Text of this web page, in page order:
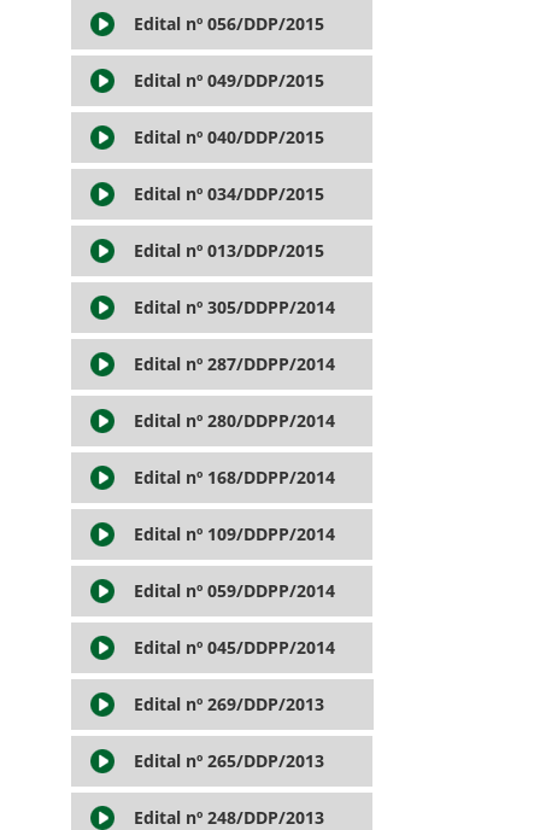
Edital nº 056/DDP/2015
Edital nº 049/DDP/2015
Edital nº 040/DDP/2015
Edital nº 034/DDP/2015
Edital nº 013/DDP/2015
Edital nº 305/DDPP/2014
Edital nº 287/DDPP/2014
Edital nº 280/DDPP/2014
Edital nº 168/DDPP/2014
Edital nº 109/DDPP/2014
Edital nº 059/DDPP/2014
Edital nº 045/DDPP/2014
Edital nº 269/DDP/2013
Edital nº 265/DDP/2013
Edital nº 248/DDP/2013